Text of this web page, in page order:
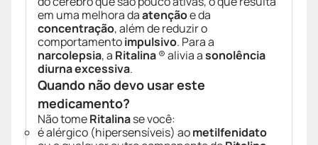
em uma melhora daatençãoe da
concentração, além de reduzir o
comportamentoimpulsivo. Para a
narcolepsia, a Ritalina® alivia asonolência
diurna excessiva.
Quando não devo usar este
medicamento?
Não tomeRitalinase você:
é alérgico (hipersensíveis) aometilfenidato